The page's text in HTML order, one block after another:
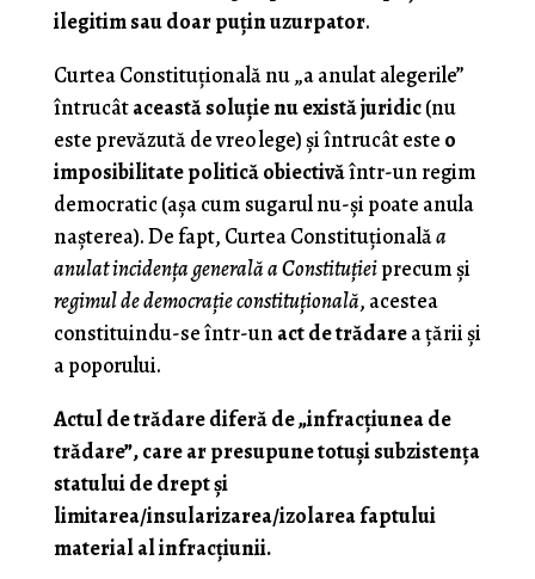
ilegitim sau doar puţin uzurpator.
Curtea Constituţională nu „a anulat alegerile”
întrucâtaceastă soluţie nu există juridic(nu
este prevăzută de vreo lege) şi întrucât este o
imposibilitate politică obiectivăîntr-un regim
democratic (aşa cum sugarul nu-şi poate anula
naşterea). De fapt, Curtea Constituţionalăa
anulat incidenţa generală a Constituţieiprecum şi
regimul de democraţie constituţională, acestea
constituindu-se într-un act de trădarea ţării şi
a poporului.
Actul de trădare diferă de „infracţiunea de
trădare”, care ar presupune totuşi subzistenţa
statului de drept şi
limitarea/insularizarea/izolarea faptului
material al infracţiunii.